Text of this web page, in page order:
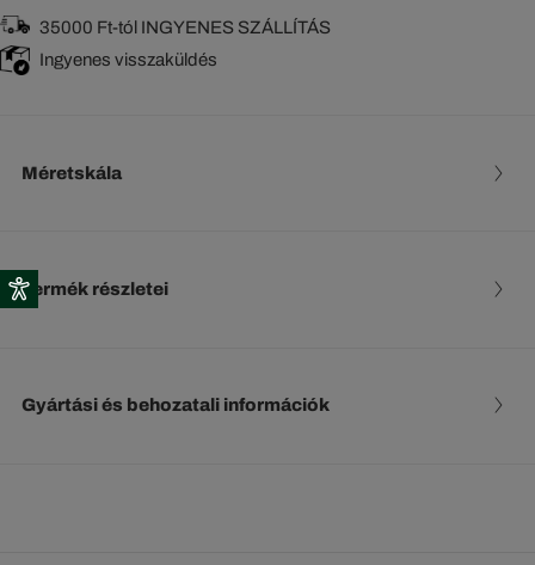
35000 Ft-tól INGYENES SZÁLLÍTÁS
Ingyenes visszaküldés
Méretskála
Termék részletei
Gyártási és behozatali információk